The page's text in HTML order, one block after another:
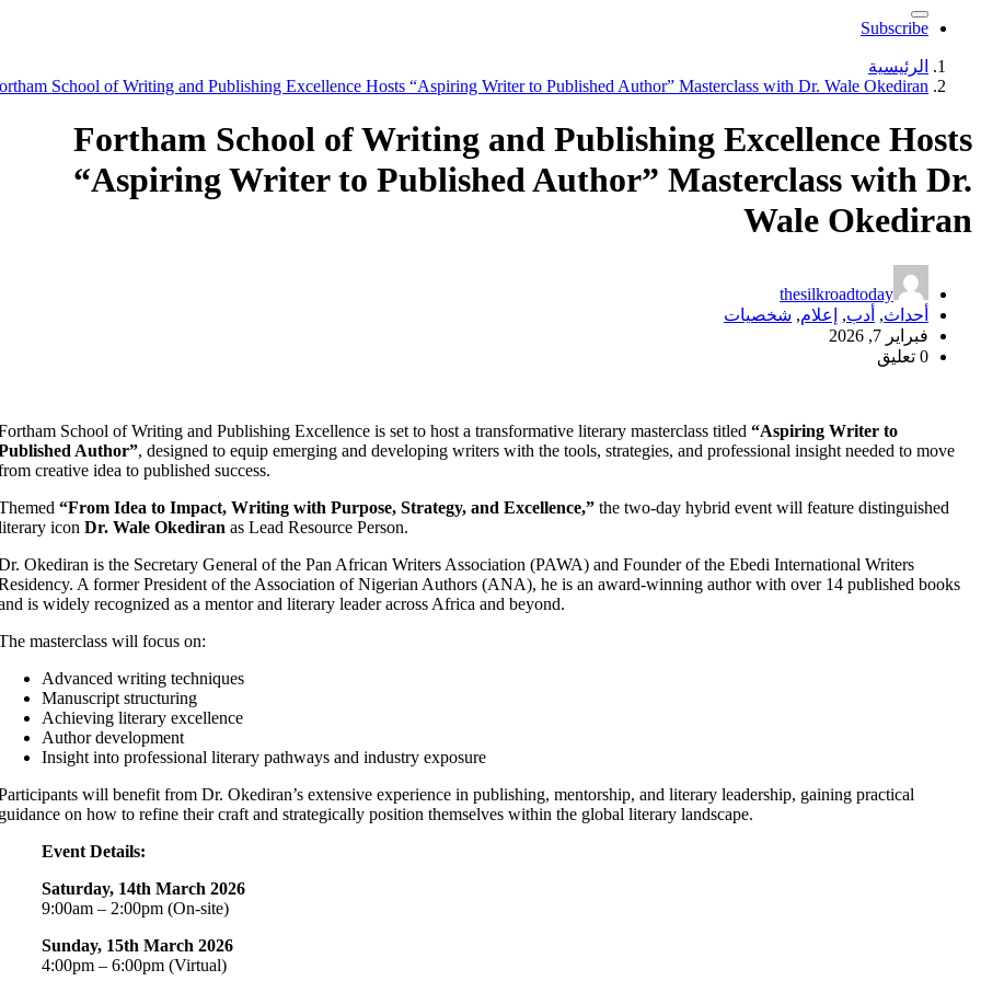
Subscribe
الرئيسية
School of Writing and Publishing Excellence Hosts “Aspiring Writer to Published Author” Masterclass with Dr. Wale Okediran
Fortham School of Writing and Publishing Excellence Hosts
“Aspiring Writer to Published Author” Masterclass with Dr.
Wale Okediran
thesilkroadtoday
أحداث, أدب, إعلام, شخصيات
فبراير 7, 2026
0 تعليق
School of Writing and Publishing Excellence is set to host a transformative literary masterclass titled“Aspiring Writer to
Author”, designed to equip emerging and developing writers with the tools, strategies, and professional insight needed to move
creative idea to published success.
“From Idea to Impact, Writing with Purpose, Strategy, and Excellence,” the two-day hybrid event will feature distinguished
iconDr. Wale Okediran as Lead Resource Person.
Okediran is the Secretary General of the Pan African Writers Association (PAWA) and Founder of the Ebedi International Writers
A former President of the Association of Nigerian Authors (ANA), he is an award-winning author with over 14 published books
is widely recognized as a mentor and literary leader across Africa and beyond.
masterclass will focus on:
Advanced writing techniques
Manuscript structuring
Achieving literary excellence
Author development
Insight into professional literary pathways and industry exposure
will benefit from Dr. Okediran’s extensive experience in publishing, mentorship, and literary leadership, gaining practical
on how to refine their craft and strategically position themselves within the global literary landscape.
Event Details:
Saturday, 14th March 2026
9:00am – 2:00pm (On-site)
Sunday, 15th March 2026
4:00pm – 6:00pm (Virtual)